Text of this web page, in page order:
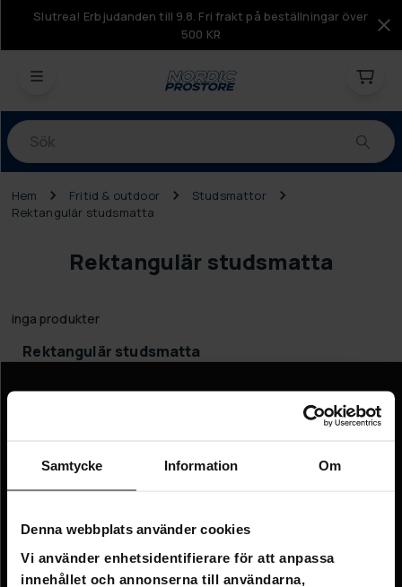
Samtycke Information Om
Denna webbplats använder cookies
Vi använder enhetsidentifierare för att anpassa
innehållet och annonserna till användarna,
Slutrea! Erbjudanden till 9.8. Fri frakt på beställningar över
500 KR
Produkter
Hem Fritid & outdoor
Studsmattor
Rektangulär studsmatta
Rektangulär studsmatta
inga produkter
Rektangulär studsmatta
Om oss
Kundtjänst
FAQ - Vanliga frågor